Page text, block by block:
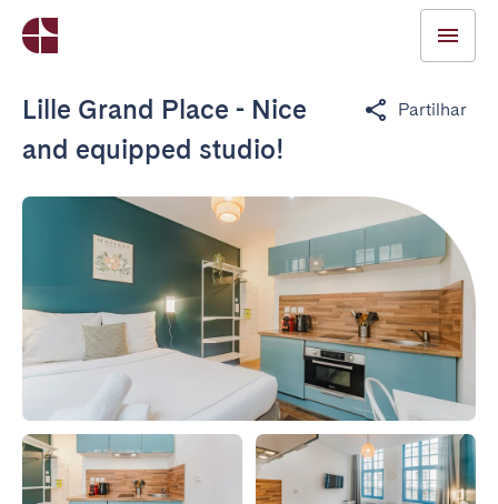
Lille Grand Place - Nice
and equipped studio!
Partilhar